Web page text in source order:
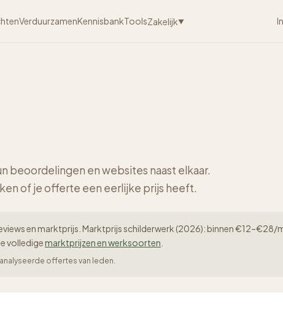
VerduurzamenKennisbankToolsZakelijk▼
beoordelingen en websites naast elkaar.
of je offerte een eerlijke prijs heeft.
en marktprijs. Marktprijs schilderwerk (2026): binnen €12–€28/
volledigemarktprijzen en werksoorten
offertes van leden.